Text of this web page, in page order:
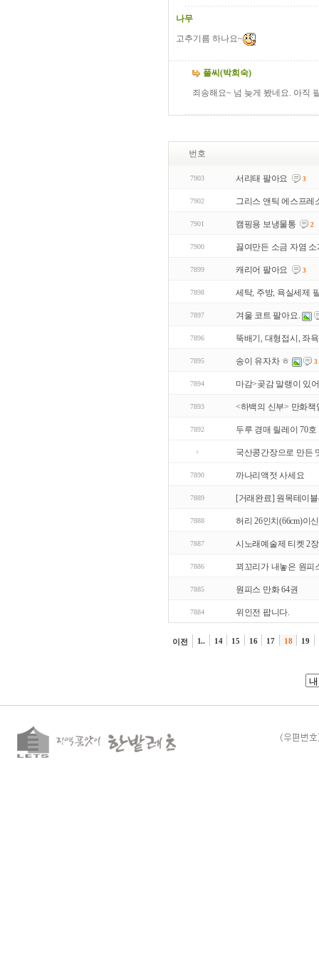
나무
고추기름 하나요~
풀씨(박희숙)
죄송해요~ 넘 늦게 봤네요. 아직
번호
7903 서리태 팔아요 3
7902 그리스 앤틱 에스프레
7901 캠핑용 보냉물통 2
7900 끓여만든 소금 자염
7899 캐리어 팔아요 3
7898 세탁, 주방, 욕실세제
7897 겨울 코트 팔아요.
7896 뚝배기, 대형접시, 좌
7895 송이 유자차 ㅎ 3
7894 마감>곶감 말랭이 있
7893 <하백의 신부> 만화책
7892 두루 경매 릴레이 70
국산콩간장으로 만든
7890 까나리액젓 사세요
7889 [거래완료] 원목테이
7888 허리 26인치(66cm)이
7887 시노래예술제 티켓 2
7886 꾀꼬리가 내놓은 원피
7885 원피스 만화 64권
7884 위인전 팝니다.
이전 1.. 14 15 16 17 18 19